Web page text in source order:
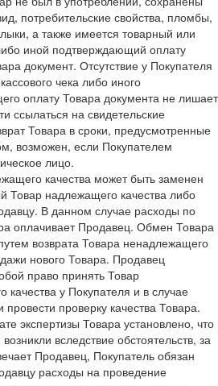
потребительские свойства, пломбы,
а также имеется товарный или
иной подтверждающий оплату
документ. Отсутствие у Покупателя
чека либо иного
оплату Товара документа не лишает
ссылаться на свидетельские
Товара в сроки, предусмотренные
возможен, если Покупателем
лицо.
качества может быть заменен
Товар надлежащего качества либо
В данном случае расходы по
оплачивает Продавец. Обмен Товара
возврата Товара ненадлежащего
нового Товара. Продавец
право принять Товар
качества у Покупателя и в случае
провести проверку качества Товара.
экспертизы Товара установлено, что
вследствие обстоятельств, за
Продавец, Покупатель обязан
расходы на проведение